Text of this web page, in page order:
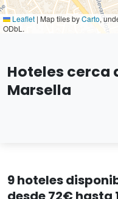
Leaflet | Map tiles byCarto,
ODbL.
Hoteles cerca
Marsella
9 hoteles